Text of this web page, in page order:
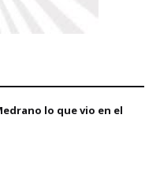
lo que vio en el